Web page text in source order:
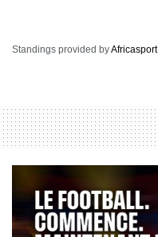
Standings provided byAfricasport